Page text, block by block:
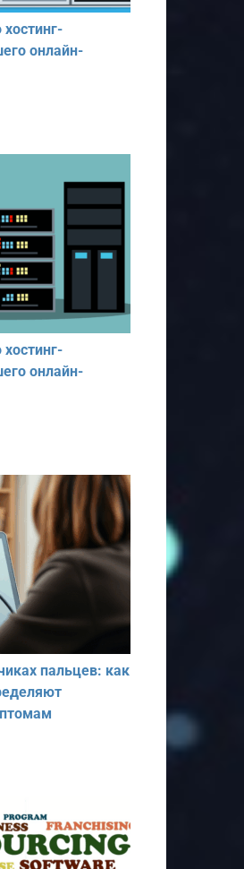
онлайн-
онлайн-
пальцев: как